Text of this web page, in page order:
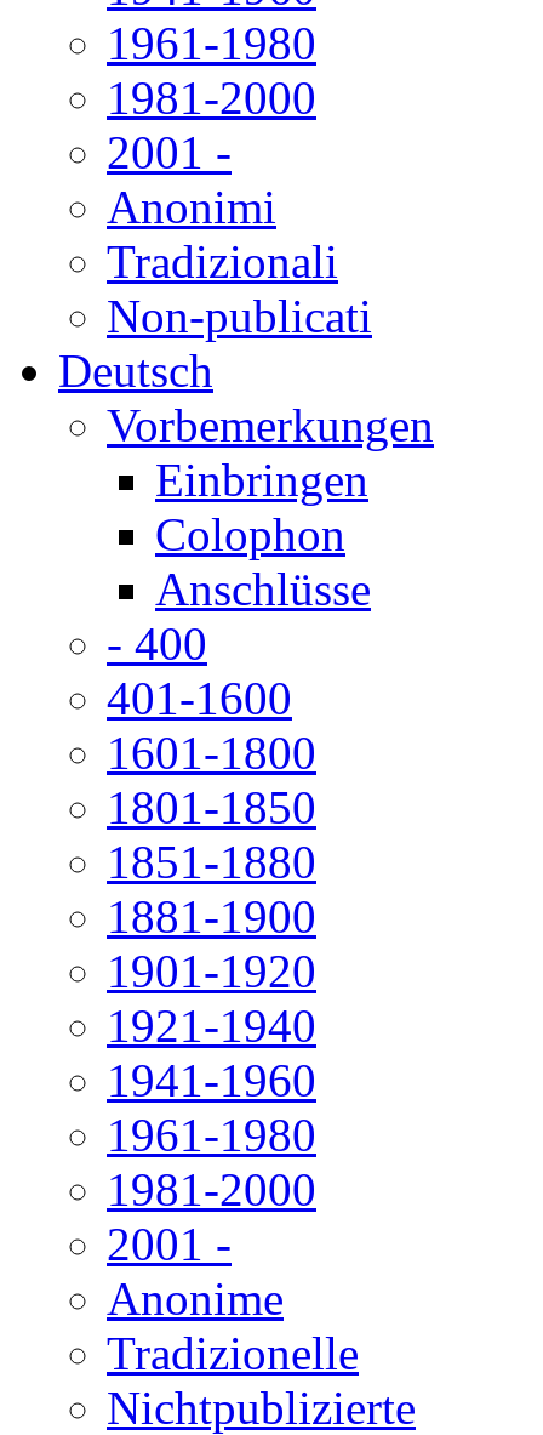
1961-1980
1981-2000
2001 -
Anonimi
Tradizionali
Non-publicati
Deutsch
Vorbemerkungen
Einbringen
Colophon
Anschlüsse
- 400
401-1600
1601-1800
1801-1850
1851-1880
1881-1900
1901-1920
1921-1940
1941-1960
1961-1980
1981-2000
2001 -
Anonime
Tradizionelle
Nichtpublizierte